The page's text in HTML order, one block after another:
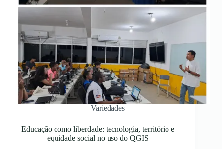
Variedades
Educação como liberdade: tecnologia, território e
equidade social no uso do QGIS